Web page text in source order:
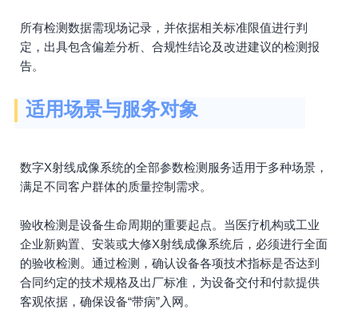
所有检测数据需现场记录，并依据相关标准限值进行判
定，出具包含偏差分析、合规性结论及改进建议的检测报
告。
适用场景与服务对象
数字X射线成像系统的全部参数检测服务适用于多种场景，
满足不同客户群体的质量控制需求。
验收检测是设备生命周期的重要起点。当医疗机构或工业
企业新购置、安装或大修X射线成像系统后，必须进行全面
的验收检测。通过检测，确认设备各项技术指标是否达到
合同约定的技术规格及出厂标准，为设备交付和付款提供
客观依据，确保设备“带病”入网。